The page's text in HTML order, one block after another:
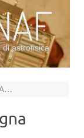
di astrofisica
CONTRO IL TELESCOPIO GIGANTE ALLE HAWAII